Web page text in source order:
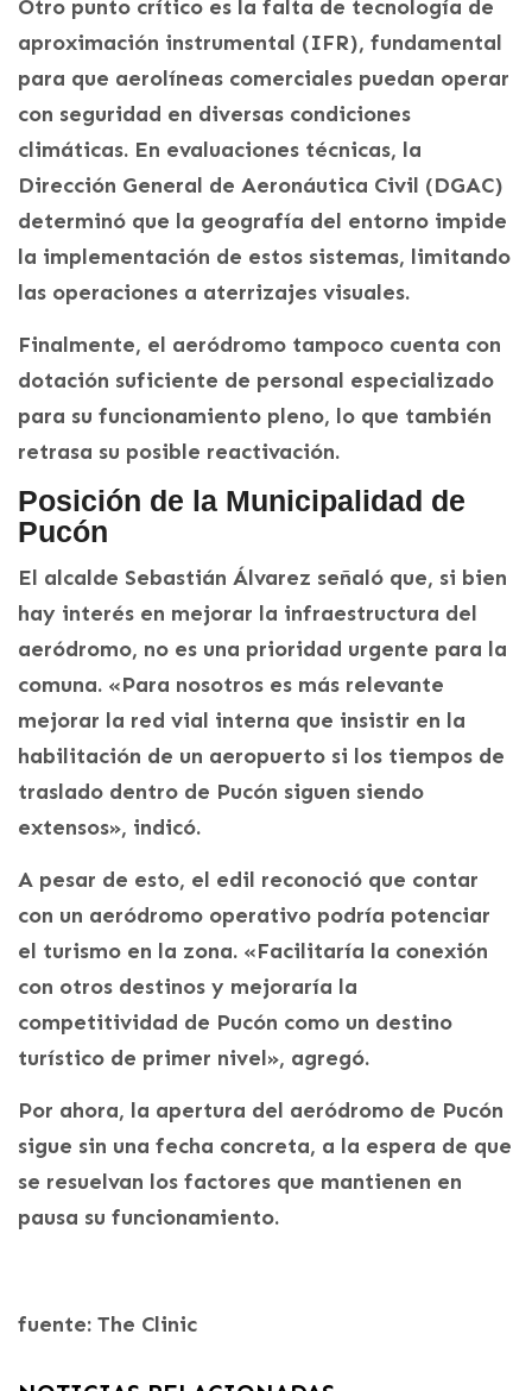
Otro punto crítico es la falta de tecnología de
aproximación instrumental (IFR), fundamental
para que aerolíneas comerciales puedan operar
con seguridad en diversas condiciones
climáticas. En evaluaciones técnicas, la
Dirección General de Aeronáutica Civil (DGAC)
determinó que la geografía del entorno impide
la implementación de estos sistemas, limitando
las operaciones a aterrizajes visuales.
Finalmente, el aeródromo tampoco cuenta con
dotación suficiente de personal especializado
para su funcionamiento pleno, lo que también
retrasa su posible reactivación.
Posición de la Municipalidad de
Pucón
El alcalde Sebastián Álvarez señaló que, si bien
hay interés en mejorar la infraestructura del
aeródromo, no es una prioridad urgente para la
comuna. «Para nosotros es más relevante
mejorar la red vial interna que insistir en la
habilitación de un aeropuerto si los tiempos de
traslado dentro de Pucón siguen siendo
extensos», indicó.
A pesar de esto, el edil reconoció que contar
con un aeródromo operativo podría potenciar
el turismo en la zona. «Facilitaría la conexión
con otros destinos y mejoraría la
competitividad de Pucón como un destino
turístico de primer nivel», agregó.
Por ahora, la apertura del aeródromo de Pucón
sigue sin una fecha concreta, a la espera de que
se resuelvan los factores que mantienen en
pausa su funcionamiento.
fuente: The Clinic